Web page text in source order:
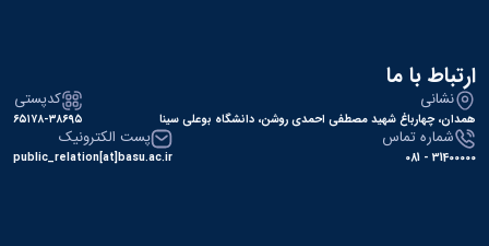
ارتباط با ما
نشانی
همدان، چهارباغ شهید مصطفی احمدی روشن، دانشگاه بوعلی سینا
کدپستی
۶۵۱۷۸-۳۸۶۹۵
شماره تماس
31400000 - 081
پست الکترونیک
public_relation[at]basu.ac.ir